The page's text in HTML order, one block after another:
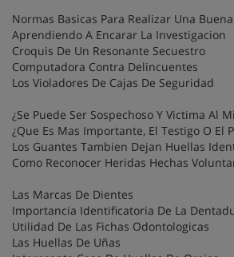
Normas Basicas Para Realizar Una
Aprendiendo A Encarar La Investigacion
Croquis De Un Resonante Secuestro
Computadora Contra Delincuentes
Los Violadores De Cajas De Seguridad
¿Se Puede Ser Sospechoso Y Victima Al
¿Que Es Mas Importante, El Testigo O El
Los Guantes Tambien Dejan Huellas
Como Reconocer Heridas Hechas
Las Marcas De Dientes
Importancia Identificatoria De La
Utilidad De Las Fichas Odontologicas
Las Huellas De Uñas